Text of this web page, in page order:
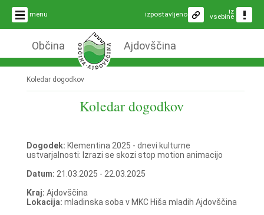
menu iz
vsebine
izpostavljeno
Občina Ajdovščina
Koledar dogodkov
Koledar dogodkov
Dogodek: Klementina 2025 - dnevi kulturne
ustvarjalnosti: Izrazi se skozi stop motion animacijo
Datum: 21.03.2025 - 22.03.2025
Kraj: Ajdovščina
Lokacija: mladinska soba v MKC Hiša mladih Ajdovščina